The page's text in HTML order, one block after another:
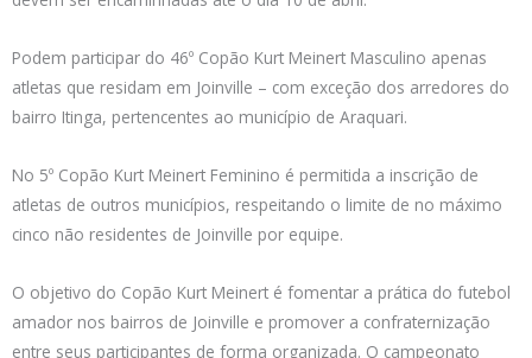
Podem participar do 46º Copão Kurt Meinert Masculino apenas
atletas que residam em Joinville – com exceção dos arredores do
bairro Itinga, pertencentes ao município de Araquari.
No 5º Copão Kurt Meinert Feminino é permitida a inscrição de
atletas de outros municípios, respeitando o limite de no máximo
cinco não residentes de Joinville por equipe.
O objetivo do Copão Kurt Meinert é fomentar a prática do futebol
amador nos bairros de Joinville e promover a confraternização
entre seus participantes de forma organizada. O campeonato